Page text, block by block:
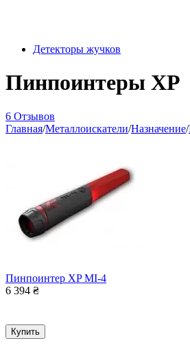
Детекторы жучков
Пинпоинтеры XP
6 Отзывов
Главная/Металлоискатели/Назначение/
Пинпоинтер XP MI-4
6 394 ₴
Купить